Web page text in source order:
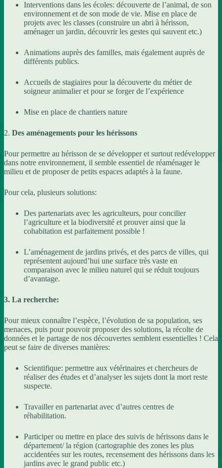
Interventions dans les écoles: découverte de l’animal, de son
environnement et de son mode de vie. Mise en place de
projets avec les classes (construire un abri à hérisson,
aménager un jardin, découvrir les gestes qui sauvent etc.)
Animations auprès des familles, mais également auprès de
différents publics.
Accueils de stagiaires pour la découverte du métier de
soigneur animalier et pour se forger de l’expérience
Mise en place de chantiers nature
2. Des aménagements pour les hérissons
Pour permettre au hérisson de se développer et surtout redévelopper
dans notre environnement, il semble essentiel de réaménager le
milieu et de proposer de petits espaces adaptés à la faune.
Pour cela, plusieurs solutions:
Des partenariats avec les agriculteurs, pour concilier
l’agriculture et la biodiversité et prouver ainsi que la
cohabitation est parfaitement possible !
L’aménagement de jardins privés, et des parcs de villes, qui
représentent aujourd’hui une surface très vaste en
comparaison avec le milieu naturel qui se réduit toujours
d’avantage.
3. La recherche:
Pour mieux connaître l’espèce, l’évolution de sa population, ses
menaces, puis pour pouvoir proposer des solutions, la récolte de
données et le partage de nos découvertes semblent essentielles ! Cela
peut se faire de diverses manières:
Scientifique: permettre aux vétérinaires et chercheurs de
réaliser des études et d’analyser les sujets dont la mort reste
suspecte.
Travailler en partenariat avec d’autres centres de
réhabilitation.
Participer ou mettre en place des suivis de hérissons dans le
département/ la région (cartographie des zones les plus
accidentées sur les routes, recensement des hérissons dans les
jardins avec le grand public etc.)